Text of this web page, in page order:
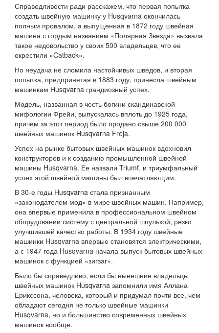
Справедливости ради расскажем, что первая попытка
создать швейную машинку у Husqvarna окончилась
полным провалом, а выпущенная в 1872 году швейная
машина с гордым названием «Полярная Звезда» вызвала
такое недовольство у своих 500 владельцев, что ее
окрестили «Catback».
Но неудача не сломила настойчивых шведов, и вторая
попытка, предпринятая в 1883 году, принесла швейным
машинкам Husqvarna грандиозный успех.
Модель, названная в честь богини скандинавской
мифологии Фрейи, выпускалась вплоть до 1925 года,
причем за этот период было продано свыше 200 000
швейных машинок Husqvarna Freja.
Успех на рынке бытовых швейных машинок вдохновил
конструкторов и к созданию промышленной швейной
машины Husqvarna. Ее назвали Triumf, и триумфальный
успех этой швейной машины был впечатляющим.
В 30-е годы Husqvarna стала признанным
«законодателем мод» в мире швейных машин. Например,
она впервые применила в профессиональном швейном
оборудовании систему с центральной шпулькой, резко
улучшившей качество работы. В 1934 году швейные
машинки Husqvarna впервые становятся электрическими,
а с 1947 года Husqvarna начала выпуск бытовых швейных
машинок с функцией «зигзаг».
Было бы справедливо, если бы нынешние владельцы
швейных машинок Husqvarna запомнили имя Аллана
Ерикссона, человека, который и придумал почти все, чем
обладают сегодня не только швейные машинки
Husqvarna, но и большинство современных швейных
машинок вообще.